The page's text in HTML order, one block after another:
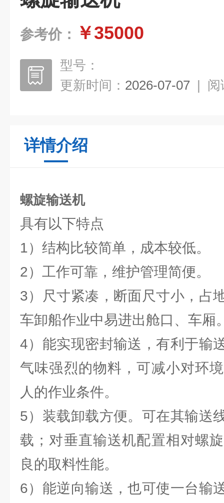
参考价： ￥35000
型号：
更新时间： 2026-07-07 | 阅
详情介绍
螺旋输送机
具有以下特点
1）结构比较简单，成本较低。
2）工作可靠，维护管理简便。
3）尺寸紧凑，断面尺寸小，占
车卸船作业中易进出舱口、车厢
4）能实现密封输送，有利于输
气味强烈的物料，可减小对环
人的作业条件。
5）装载卸载方便。可在其输送
载；对垂直输送机配置相对螺
良的取料性能。
6）能逆向输送，也可使一台输